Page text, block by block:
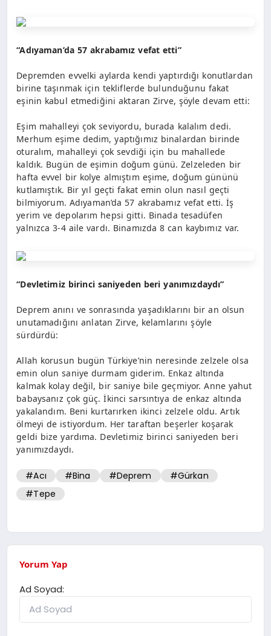
“Adıyaman’da 57 akrabamız vefat etti”
Depremden evvelki aylarda kendi yaptırdığı konutlardan
birine taşınmak için tekliflerde bulunduğunu fakat
eşinin kabul etmediğini aktaran Zirve, şöyle devam etti:
Eşim mahalleyi çok seviyordu, burada kalalım dedi.
Merhum eşime dedim, yaptığımız binalardan birinde
oturalım, mahalleyi çok sevdiği için bu mahallede
kaldık. Bugün de eşimin doğum günü. Zelzeleden bir
hafta evvel bir kolye almıştım eşime, doğum gününü
kutlamıştık. Bir yıl geçti fakat emin olun nasıl geçti
bilmiyorum. Adıyaman’da 57 akrabamız vefat etti. İş
yerim ve depolarım hepsi gitti. Binada tesadüfen
yalnızca 3-4 aile vardı. Binamızda 8 can kaybımız var.
“Devletimiz birinci saniyeden beri yanımızdaydı”
Deprem anını ve sonrasında yaşadıklarını bir an olsun
unutamadığını anlatan Zirve, kelamlarını şöyle
sürdürdü:
Allah korusun bugün Türkiye’nin neresinde zelzele olsa
emin olun saniye durmam giderim. Enkaz altında
kalmak kolay değil, bir saniye bile geçmiyor. Anne yahut
babaysanız çok güç. İkinci sarsıntıya de enkaz altında
yakalandım. Beni kurtarırken ikinci zelzele oldu. Artık
ölmeyi de istiyordum. Her taraftan beşerler koşarak
geldi bize yardıma. Devletimiz birinci saniyeden beri
yanımızdaydı.
#Acı #Bina #Deprem
#Gürkan
#Tepe
Yorum Yap
Ad Soyad: